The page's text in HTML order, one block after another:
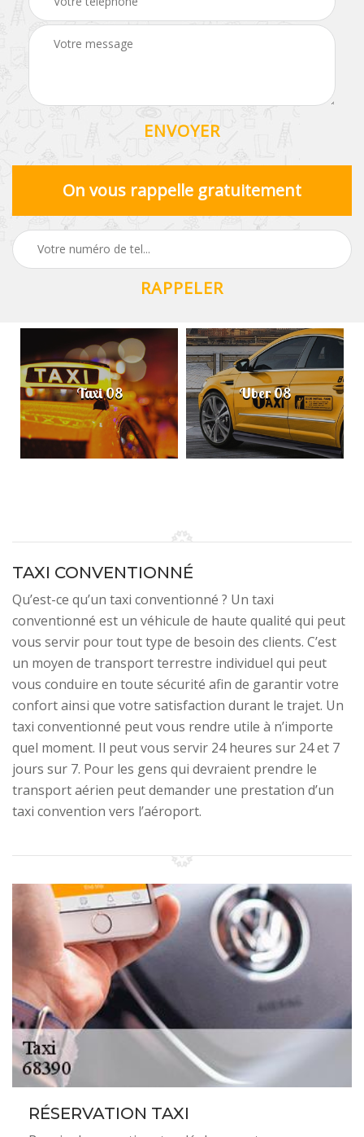
On vous rappelle gratuitement
Taxi 08 Uber 08
TAXI CONVENTIONNÉ
Qu’est-ce qu’un taxi conventionné ? Un taxi
conventionné est un véhicule de haute qualité qui peut
vous servir pour tout type de besoin des clients. C’est
un moyen de transport terrestre individuel qui peut
vous conduire en toute sécurité afin de garantir votre
confort ainsi que votre satisfaction durant le trajet. Un
taxi conventionné peut vous rendre utile à n’importe
quel moment. Il peut vous servir 24 heures sur 24 et 7
jours sur 7. Pour les gens qui devraient prendre le
transport aérien peut demander une prestation d’un
taxi convention vers l’aéroport.
RÉSERVATION TAXI